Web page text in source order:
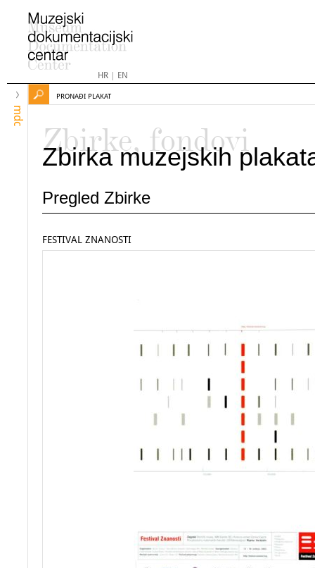
HR| EN
mdc
PRONAĐI PLAKAT
Zbirke, fondovi
Zbirka muzejskih
Pregled Zbirke
FESTIVAL ZNANOSTI